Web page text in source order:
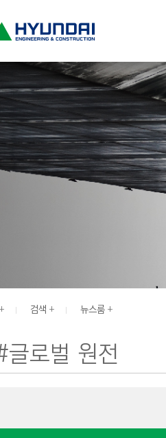
검색 뉴스룸